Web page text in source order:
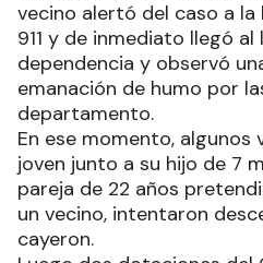
vecino alertó del caso a la
911 y de inmediato llegó
dependencia y observó
emanación de humo por
departamento.
En ese momento, algunos
joven junto a su hijo de 7
pareja de 22 años
un vecino, intentaron
cayeron.